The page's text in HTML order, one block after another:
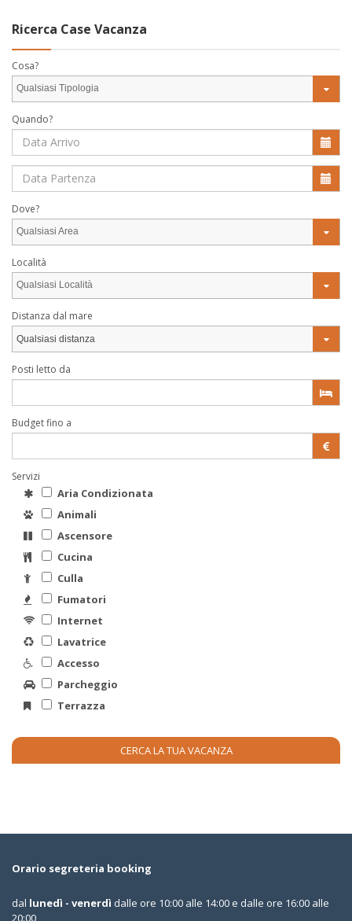
Ricerca Case Vacanza
Cosa?
Qualsiasi Tipologia
Quando?
Dove?
Qualsiasi Area
Località
Qualsiasi Località
Distanza dal mare
Qualsiasi distanza
Posti letto da
Budget fino a
Servizi
Aria Condizionata
Animali
Ascensore
Cucina
Culla
Fumatori
Internet
Lavatrice
Accesso
Parcheggio
Terrazza
Orario segreteria booking
dal lunedì - venerdì dalle ore 10:00 alle 14:00 e dalle ore 16:00 alle
20:00